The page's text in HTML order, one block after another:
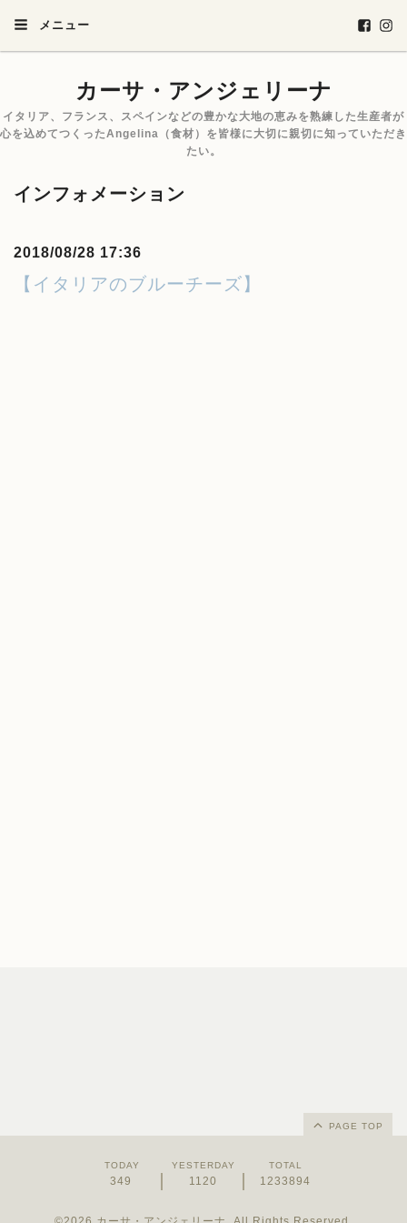
メニュー
カーサ・アンジェリーナ
イタリア、フランス、スペインなどの豊かな大地の恵みを熟練した生産者が
心を込めてつくったAngelina（食材）を皆様に大切に親切に知っていただき
たい。
インフォメーション
2018/08/28 17:36
【イタリアのブルーチーズ】
PAGE TOP
TODAY
349
YESTERDAY
1120
TOTAL
1233894